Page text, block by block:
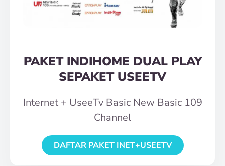
PAKET INDIHOME DUAL PLAY
SEPAKET USEETV
Internet + UseeTv Basic New Basic 109
Channel
DAFTAR PAKET INET+USEETV